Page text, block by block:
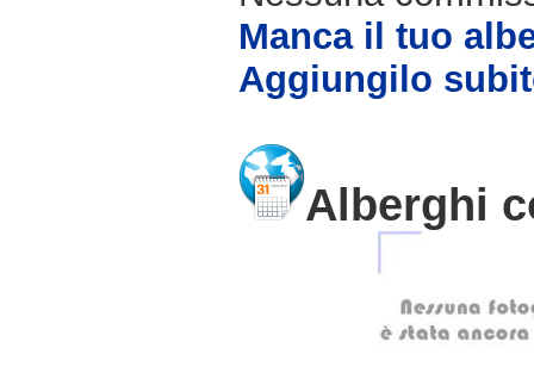
Manca il tuo
Aggiungilo
Alberghi